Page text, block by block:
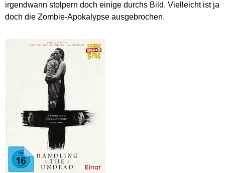
irgendwann stolpern doch einige durchs Bild. Vielleicht ist ja
doch die Zombie-Apokalypse ausgebrochen.